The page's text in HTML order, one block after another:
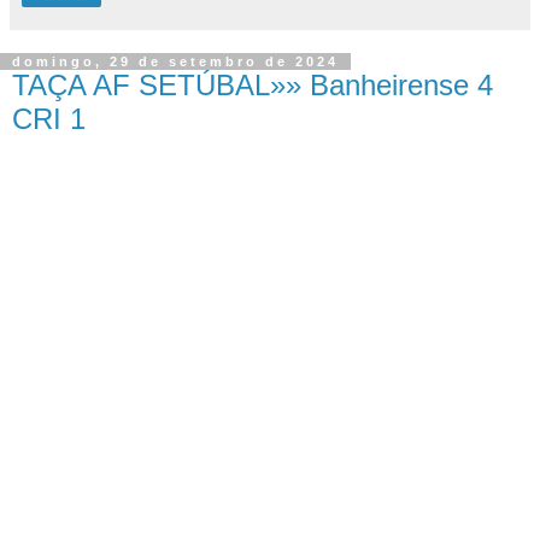
domingo, 29 de setembro de 2024
TAÇA AF SETÚBAL»» Banheirense 4
CRI 1